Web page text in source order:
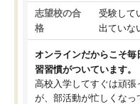
志望校の合
格
受験して
出ていな
オンラインだからこそ毎
習習慣がついています。
高校入学してすぐは頑張
が、部活動が忙しくなっ